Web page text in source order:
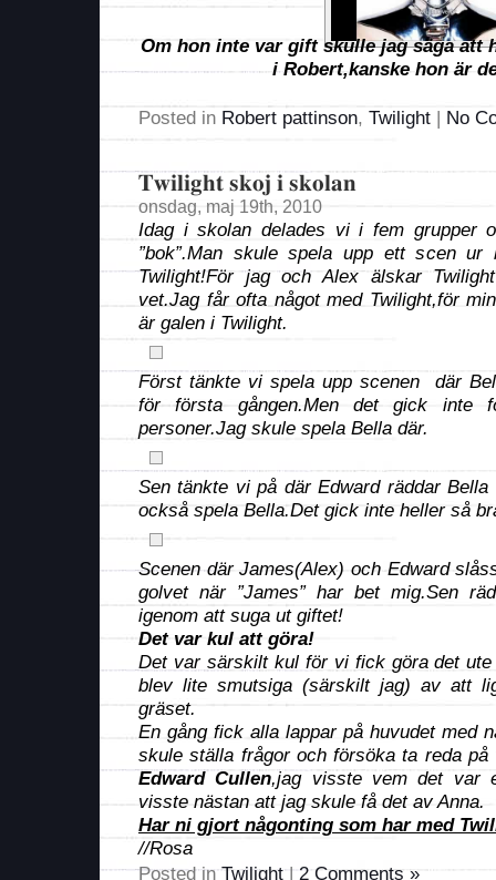
Om hon inte var gift skulle jag säga att
i Robert,kanske hon är
Posted in Robert pattinson, Twilight | No
Twilight skoj i skolan
onsdag, maj 19th, 2010
Idag i skolan delades vi i fem grupper
”bok”.Man skule spela upp ett scen
Twilight!För jag och Alex älskar
vet.Jag får ofta något med Twilight,för
är galen i Twilight.
Först tänkte vi spela upp scenen där
för första gången.Men det gick
personer.Jag skule spela Bella där.
Sen tänkte vi på där Edward räddar
också spela Bella.Det gick inte heller så
Scenen där James(Alex) och Edward
golvet när ”James” har bet mig.Sen
igenom att suga ut giftet!
Det var kul att göra!
Det var särskilt kul för vi fick göra det
blev lite smutsiga (särskilt jag) av att
gräset.
En gång fick alla lappar på huvudet med
skule ställa frågor och försöka ta reda
Edward Cullen,jag visste vem det var
visste nästan att jag skule få det av Anna.
Har ni gjort någonting som har med
//Rosa
Posted inTwilight| 2 Comments »